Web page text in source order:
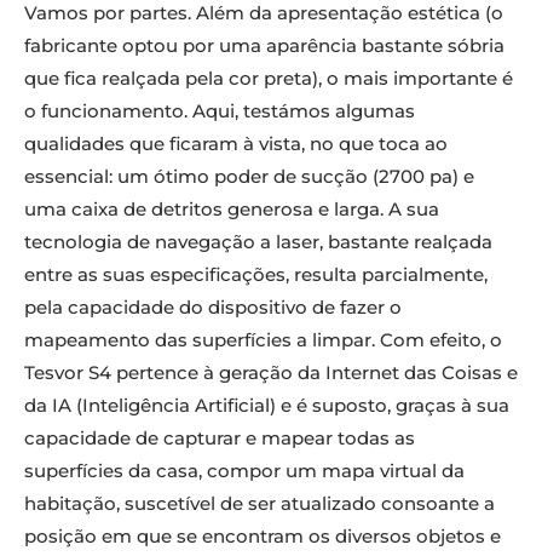
Vamos por partes. Além da apresentação estética (o
fabricante optou por uma aparência bastante sóbria
que fica realçada pela cor preta), o mais importante é
o funcionamento. Aqui, testámos algumas
qualidades que ficaram à vista, no que toca ao
essencial: um ótimo poder de sucção (2700 pa) e
uma caixa de detritos generosa e larga. A sua
tecnologia de navegação a laser, bastante realçada
entre as suas especificações, resulta parcialmente,
pela capacidade do dispositivo de fazer o
mapeamento das superfícies a limpar. Com efeito, o
Tesvor S4 pertence à geração da Internet das Coisas e
da IA (Inteligência Artificial) e é suposto, graças à sua
capacidade de capturar e mapear todas as
superfícies da casa, compor um mapa virtual da
habitação, suscetível de ser atualizado consoante a
posição em que se encontram os diversos objetos e